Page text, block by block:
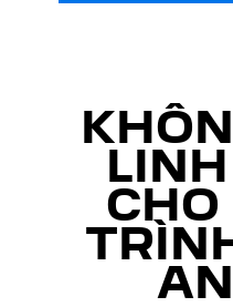
CHO